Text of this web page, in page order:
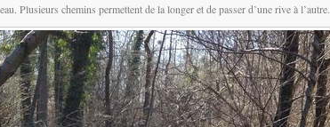
Plusieurs chemins permettent de la longer et de passer d’une rive à l’autre.